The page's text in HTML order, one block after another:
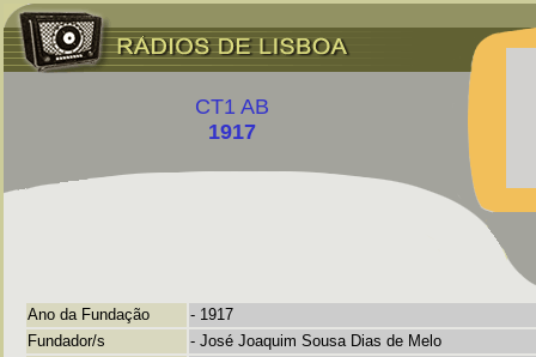
Ano da Fundação - 1917
Fundador/s
- José Joaquim Sousa Dias de Melo
CT1 AB
1917